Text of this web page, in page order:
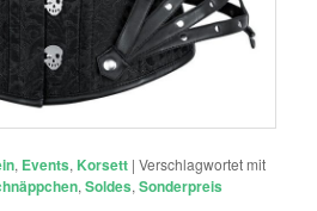
, Events, Korsett |Verschlagwortet mit
,Soldes,Sonderpreis